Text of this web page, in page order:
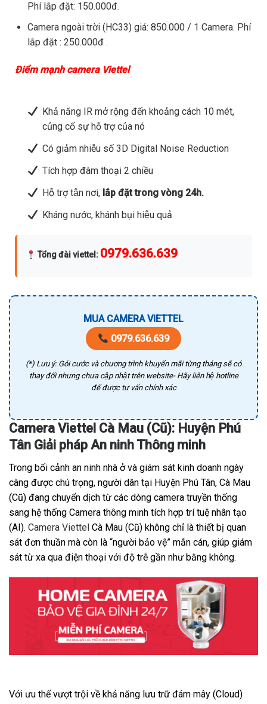
Phí lắp đặt: 150.000đ.
Camera ngoài trời (HC33) giá: 850.000 / 1 Camera. Phí
lắp đặt : 250.000đ .
Điểm mạnh camera Viettel
Khả năng IR mở rộng đến khoảng cách 10 mét,
củng cố sự hỗ trợ của nó
Có giảm nhiễu số 3D Digital Noise Reduction
Tích hợp đàm thoại 2 chiều
Hỗ trợ tận nơi,lắp đặt trong vòng 24h.
Kháng nước, khánh bụi hiệu quả
Tổng đài viettel : 0979.636.639
MUA CAMERA VIETTEL
0979.636.639
(*) Lưu ý: Gói cước và chương trình khuyến mãi từng tháng sẽ có
thay đổi nhưng chưa cập nhật trên website- Hãy liên hệ hotline
để được tư vấn chính xác
Camera Viettel Cà Mau (Cũ): Huyện Phú
Tân Giải pháp An ninh Thông minh
Trong bối cảnh an ninh nhà ở và giám sát kinh doanh ngày
càng được chú trọng, người dân tại Huyện Phú Tân, Cà Mau
(Cũ) đang chuyển dịch từ các dòng camera truyền thống
sang hệ thống Camera thông minh tích hợp trí tuệ nhân tạo
(AI). Camera Viettel Cà Mau (Cũ) không chỉ là thiết bị quan
sát đơn thuần mà còn là “người bảo vệ” mẫn cán, giúp giám
sát từ xa qua điện thoại với độ trễ gần như bằng không.
Với ưu thế vượt trội về khả năng lưu trữ đám mây (Cloud)